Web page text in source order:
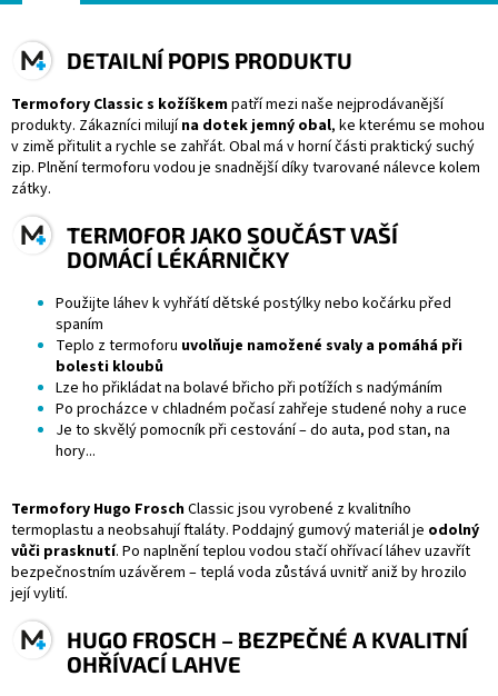
DETAILNÍ POPIS PRODUKTU
Termofory Classic s kožíškempatří mezi naše nejprodávanější
produkty. Zákazníci milujína dotek jemný obal, ke kterému se mohou
v zimě přitulit a rychle se zahřát. Obal má v horní části praktický suchý
zip. Plnění termoforu vodou je snadnější díky tvarované nálevce kolem
zátky.
TERMOFOR JAKO SOUČÁST VAŠÍ
DOMÁCÍ LÉKÁRNIČKY
Použijte láhev k vyhřátí dětské postýlky nebo kočárku před
spaním
Teplo z termoforu uvolňuje namožené svaly a pomáhá při
bolesti kloubů
Lze ho přikládat na bolavé břicho při potížích s nadýmáním
Po procházce v chladném počasí zahřeje studené nohy a ruce
Je to skvělý pomocník při cestování – do auta, pod stan, na
hory...
Termofory Hugo FroschClassic jsou vyrobené z kvalitního
termoplastu a neobsahují ftaláty. Poddajný gumový materiál je odolný
vůči prasknutí. Po naplnění teplou vodou stačí ohřívací láhev uzavřít
bezpečnostním uzávěrem – teplá voda zůstává uvnitř aniž by hrozilo
její vylití.
HUGO FROSCH – BEZPEČNÉ A KVALITNÍ
OHŘÍVACÍ LAHVE